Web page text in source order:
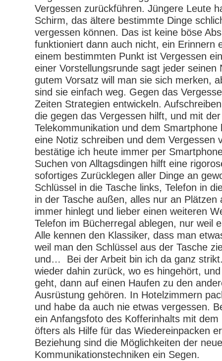
Vergessen zurückführen. Jüngere Leute
Schirm, das ältere bestimmte Dinge
vergessen können. Das ist keine böse
funktioniert dann auch nicht, ein Erinnern
einem bestimmten Punkt ist Vergessen
einer Vorstellungsrunde sagt jeder seinen
gutem Vorsatz will man sie sich merken,
sind sie einfach weg. Gegen das
Zeiten Strategien entwickeln.
die gegen das Vergessen hilft, und mit
Telekommunikation und dem
eine Notiz schreiben und dem Vergessen
bestätige ich heute immer per
Suchen von Alltagsdingen hilft eine
sofortiges Zurücklegen aller Dinge an
Schlüssel in die Tasche links, Telefon in
in der Tasche außen, alles nur an Plätzen
immer hinlegt und lieber einen weiteren
Telefon im Bücherregal ablegen, nur weil
Alle kennen den Klassiker, dass man
weil man den Schlüssel aus der Tasche
und…
Bei der Arbeit bin ich da ganz
wieder dahin zurück, wo es hingehört,
geht, dann auf einen Haufen zu den
Ausrüstung gehören. In Hotelzimmern
und habe da auch nie etwas vergessen.
ein Anfangsfoto des Kofferinhalts mit
öfters als Hilfe für das Wiedereinpacken
Beziehung sind die Möglichkeiten der
Kommunikationstechniken ein Segen.